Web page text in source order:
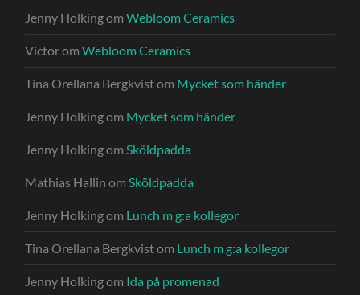
Jenny HolkingomWebloom Ceramics
VictoromWebloom Ceramics
Tina Orellana Bergkvistom Mycket som händer
Jenny Holkingom Mycket som händer
Jenny HolkingomSköldpadda
Mathias Hallin omSköldpadda
Jenny Holkingom Lunch m g:a kollegor
Tina Orellana Bergkvistom Lunch m g:a kollegor
Jenny Holkingom Ida på promenad